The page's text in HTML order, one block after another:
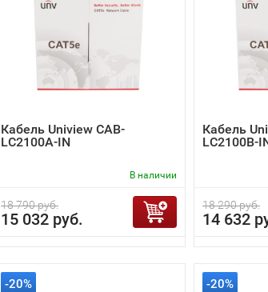
Кабель Uniview CAB-
LC2100A-IN
В наличии
18 790 руб.
15 032 руб.
Кабель
LC2100B-
18 290 руб.
14 632
-20% -20%